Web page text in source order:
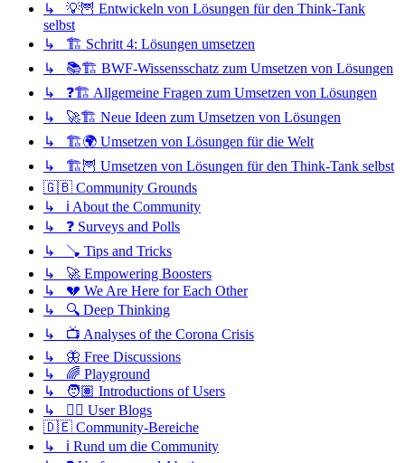
↳ 💡🦉 Entwickeln von Lösungen für den Think-Tank
selbst
↳ 🏗️ Schritt 4: Lösungen umsetzen
↳ 📚🏗️ BWF-Wissensschatz zum Umsetzen von Lösungen
↳ ❓🏗️ Allgemeine Fragen zum Umsetzen von Lösungen
↳ 🚀🏗️ Neue Ideen zum Umsetzen von Lösungen
↳ 🏗️🌍 Umsetzen von Lösungen für die Welt
↳ 🏗️🦉 Umsetzen von Lösungen für den Think-Tank selbst
🇬🇧 Community Grounds
↳ ℹ️ About the Community
↳ ❓ Surveys and Polls
↳ 🪠 Tips and Tricks
↳ 🚀 Empowering Boosters
↳ 💔 We Are Here for Each Other
↳ 🔍 Deep Thinking
↳ 📺 Analyses of the Corona Crisis
↳ 🦋 Free Discussions
↳ 🌈 Playground
↳ 🧑🏽 Introductions of Users
↳ ✍🏽 User Blogs
🇩🇪 Community-Bereiche
↳ ℹ️ Rund um die Community